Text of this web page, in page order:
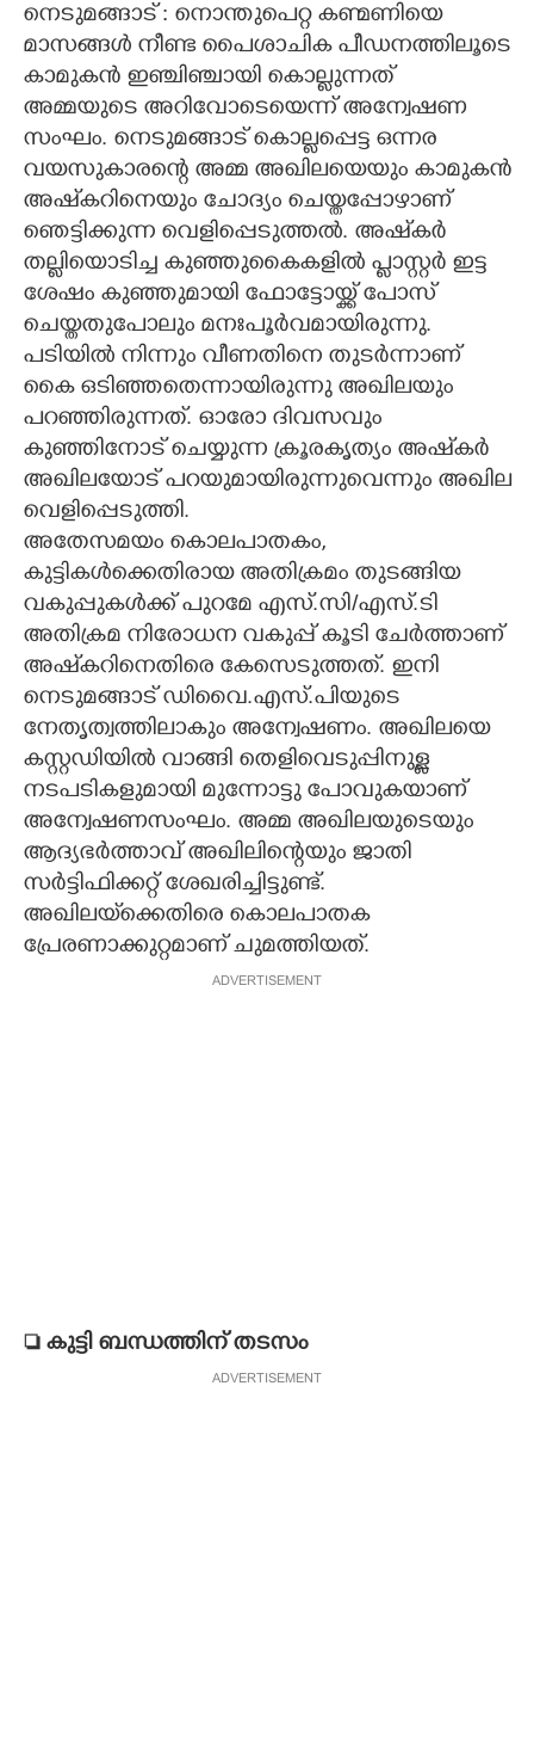
നെടുമങ്ങാട് : നൊന്തുപെറ്റ കണ്മണിയെ
മാസങ്ങൾ നീണ്ട പൈശാചിക പീഡനത്തിലൂടെ
കാമുകൻ ഇഞ്ചിഞ്ചായി കൊല്ലുന്നത്
അമ്മയുടെ അറിവോടെയെന്ന് അന്വേഷണ
സംഘം. നെടുമങ്ങാട് കൊല്ലപ്പെട്ട ഒന്നര
വയസുകാരന്റെ അമ്മ അഖിലയെയും കാമുകൻ
അഷ്‌കറിനെയും ചോദ്യം ചെയ്തപ്പോഴാണ്
ഞെട്ടിക്കുന്ന വെളിപ്പെടുത്തൽ. അഷ്‌കർ
തല്ലിയൊടിച്ച കുഞ്ഞുകൈകളിൽ പ്ലാസ്റ്റർ ഇട്ട
ശേഷം കുഞ്ഞുമായി ഫോട്ടോയ്ക്ക് പോസ്
ചെയ്തതുപോലും മനഃപൂർവമായിരുന്നു.
പടിയിൽ നിന്നും വീണതിനെ തുടർന്നാണ്
കൈ ഒടിഞ്ഞതെന്നായിരുന്നു അഖിലയും
പറഞ്ഞിരുന്നത്. ഓരോ ദിവസവും
കുഞ്ഞിനോട് ചെയ്യുന്ന ക്രൂരകൃത്യം അഷ്‌കർ
അഖിലയോട് പറയുമായിരുന്നുവെന്നും അഖില
വെളിപ്പെടുത്തി.
അതേസമയം കൊലപാതകം,
കുട്ടികൾക്കെതിരായ അതിക്രമം തുടങ്ങിയ
വകുപ്പുകൾക്ക് പുറമേ എസ്.സി/എസ്.ടി
അതിക്രമ നിരോധന വകുപ്പ് കൂടി ചേർത്താണ്
അഷ്‌കറിനെതിരെ കേസെടുത്തത്. ഇനി
നെടുമങ്ങാട് ഡിവൈ.എസ്.പിയുടെ
നേതൃത്വത്തിലാകും അന്വേഷണം. അഖിലയെ
കസ്റ്റഡിയിൽ വാങ്ങി തെളിവെടുപ്പിനുള്ള
നടപടികളുമായി മുന്നോട്ടു പോവുകയാണ്
അന്വേഷണസംഘം. അമ്മ അഖിലയുടെയും
ആദ്യഭർത്താവ് അഖിലിന്റെയും ജാതി
സർട്ടിഫിക്കറ്റ് ശേഖരിച്ചിട്ടുണ്ട്.
അഖിലയ്‌ക്കെതിരെ കൊലപാതക
പ്രേരണാക്കുറ്റമാണ് ചുമത്തിയത്.
ADVERTISEMENT
 കുട്ടി ബന്ധത്തിന് തടസം
ADVERTISEMENT